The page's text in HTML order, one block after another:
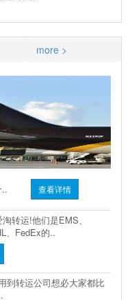
more >
查看详情
转运!他们是EMS、
、FedEx的..
到转运公司想必大家都比